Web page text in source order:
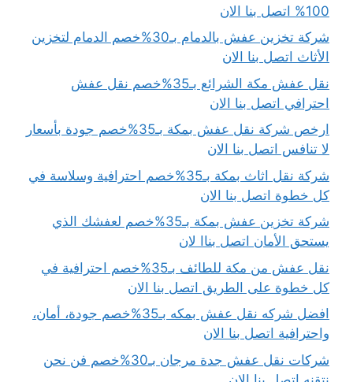
100% اتصل بنا الان
شركة تخزين عفش بالدمام بـ30%خصم الدمام لتخزين
الأثاث اتصل بنا الان
نقل عفش مكة الشرائع بـ35%خصم نقل عفش
احترافي اتصل بنا الان
ارخص شركة نقل عفش بمكة بـ35%خصم جودة بأسعار
لا تنافس اتصل بنا الان
شركة نقل اثاث بمكة بـ35%خصم احترافية وسلاسة في
كل خطوة اتصل بنا الان
شركة تخزين عفش بمكة بـ35%خصم لعفشك الذي
يستحق الأمان اتصل بناا لان
نقل عفش من مكة للطائف بـ35%خصم احترافية في
كل خطوة على الطريق اتصل بنا الان
افضل شركه نقل عفش بمكه بـ35%خصم جودة، أمان،
واحترافية اتصل بنا الان
شركات نقل عفش جدة مرجان بـ30%خصم فن نحن